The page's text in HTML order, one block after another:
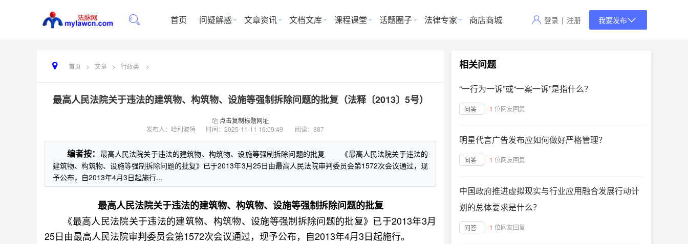
首页 问疑解惑 文章资讯 文档文库 课程课堂 话题圈子 法律专家 商店商城 登录 | 注册 我要发布
首页 > 文章 > 行政类 >
最高人民法院关于违法的建筑物、构筑物、设施等强制拆除问题的批复（法释〔2013〕5号）
点击复制标题网址
发布人：哈利波特
时间： 2025-11-11 16:09:49 阅读：887
编者按： 最高人民法院关于违法的建筑物、构筑物、设施等强制拆除问题的批复 《最高人民法院关于违法的
建筑物、构筑物、设施等强制拆除问题的批复》已于2013年3月25日由最高人民法院审判委员会第1572次会议通过，现
予公布，自2013年4月3日起施行...
最高人民法院关于违法的建筑物、构筑物、设施等强制拆除问题的批复
《最高人民法院关于违法的建筑物、构筑物、设施等强制拆除问题的批复》已于2013年3月
25日由最高人民法院审判委员会第1572次会议通过，现予公布，自2013年4月3日起施行。
相关问题
“一行为一诉”或“一案一诉”是指什么？
问答 1 位网友回复
明星代言广告发布应如何做好严格管理？
问答 1 位网友回复
中国政府推进虚拟现实与行业应用融合发展行动计
划的总体要求是什么？
问答 1 位网友回复